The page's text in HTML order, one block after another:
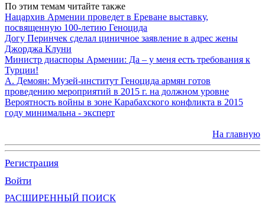
По этим темам читайте также
Нацархив Армении проведет в Ереване выставку,
посвященную 100-летию Геноцида
Догу Перинчек сделал циничное заявление в адрес жены
Джорджа Клуни
Министр диаспоры Армении: Да – у меня есть требования к
Турции!
А. Демоян: Музей-институт Геноцида армян готов
проведению мероприятий в 2015 г. на должном уровне
Вероятность войны в зоне Карабахского конфликта в 2015
году минимальна - эксперт
На главную
Регистрация
Войти
РАСШИРЕННЫЙ ПОИСК